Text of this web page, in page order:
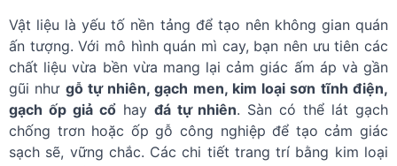
Vật liệu là yếu tố nền tảng để tạo nên không gian quán
ấn tượng. Với mô hình quán mì cay, bạn nên ưu tiên các
chất liệu vừa bền vừa mang lại cảm giác ấm áp và gần
gũi như gỗ tự nhiên, gạch men, kim loại sơn tĩnh điện,
gạch ốp giả cổhay đá tự nhiên. Sàn có thể lát gạch
chống trơn hoặc ốp gỗ công nghiệp để tạo cảm giác
sạch sẽ, vững chắc. Các chi tiết trang trí bằng kim loại